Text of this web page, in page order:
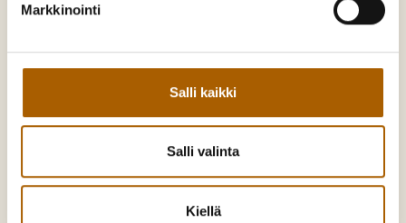
Markkinointi
Salli kaikki
Salli valinta
Kiellä
Y-tunnus: 0190140-9
Asiointi
Palaute